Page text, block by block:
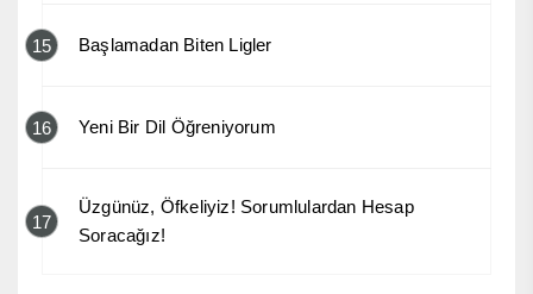
15 Başlamadan Biten Ligler
16 Yeni Bir Dil Öğreniyorum
17
Üzgünüz, Öfkeliyiz! Sorumlulardan Hesap
Soracağız!